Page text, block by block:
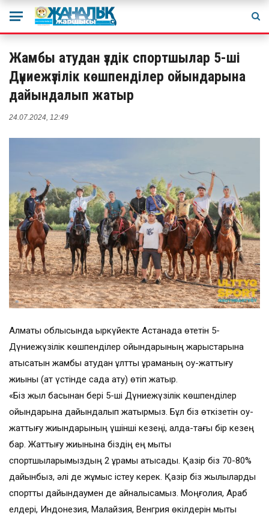
Жамбы атудан үздік спортшылар 5-ші
Дүниежүзілік көшпенділер ойындарына
дайындалып жатыр
24.07.2024, 12:49
Алматы облысында қыркүйекте Астанада өтетін 5-
Дүниежүзілік көшпенділер ойындарының жарыстарына
қатысатын жамбы атудан ұлттық құраманың оқу-жаттығу
жиыны (ат үстінде садақ ату) өтіп жатыр.
«Біз жыл басынан бері 5-ші Дүниежүзілік көшпенділер
ойындарына дайындалып жатырмыз. Бұл біз өткізетін оқу-
жаттығу жиындарының үшінші кезеңі, алда-тағы бір кезең
бар. Жаттығу жиынына біздің ең мықты
спортшыларымыздың 2 құрамы қатысады. Қазір біз 70-80%
дайынбыз, әлі де жұмыс істеу керек. Қазір біз жылқыларды
спорттық дайындаумен де айналысамыз. Моңғолия, Араб
елдері, Индонезия, Малайзия, Венгрия өкілдерін мықты